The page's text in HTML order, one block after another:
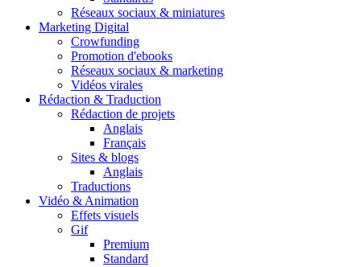
Réseaux sociaux & miniatures
Marketing Digital
Crowfunding
Promotion d'ebooks
Réseaux sociaux & marketing
Vidéos virales
Rédaction & Traduction
Rédaction de projets
Anglais
Français
Sites & blogs
Anglais
Traductions
Vidéo & Animation
Effets visuels
Gif
Premium
Standard